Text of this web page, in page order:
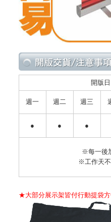
開版日
週一 週二 週三
● ● ●
※每一後
※工作天
★大部分展示架皆付行動提袋